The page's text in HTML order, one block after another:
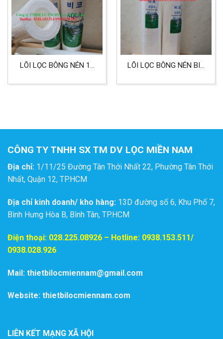
LÕI LỌC BÔNG NÉN 10
NƯỚC
LÕI LỌC BÔNG NÉN BIG
HIỆU AQUA
CÔNG TY TNHH SX TM DV LỌC MIỀN NAM
Địa chỉ: 1/11/25 Đường Tân Thới Nhất 22, Phường Tân Thới
Nhất, Quận 12, TP.HCM
Địa chỉ kinh doanh/ kho hàng: 13D đường số 6, Khu Phố 7,
Bình Hưng Hòa B, Bình Tân, TP.HCM
Điện thoại: 028.225.08926 – Hotline: 0938.153.511/
0938.028.926
Mail: thietbilocmiennam@gmail.com
Website: thietbilocmiennam.com
LIÊN KẾT MẠNG XÃ HỘI